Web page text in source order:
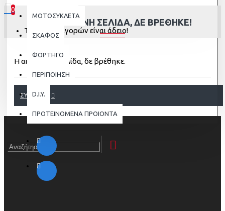
0
Το καλάθι αγορών είναι άδειο!
ΜΟΤΟΣΥΚΛΕΤΑ
ΣΚΑΦΟΣ
ΦΟΡΤΗΓΟ
ΠΕΡΙΠΟΙΗΣΗ
D.I.Y.
ΠΡΟΤΕΙΝΟΜΕΝΑ ΠΡΟΙΟΝΤΑ
Η ΑΙΤΟΎΜΕΝΗ ΣΕΛΊΔΑ, ΔΕ ΒΡΈΘΗΚΕ!
Η αιτούμενη σελίδα, δε βρέθηκε.
ΣΥΝΈΧΕΙΑ